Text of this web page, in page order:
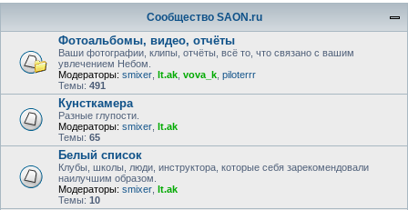
Сообщество SAON.ru
Фотоальбомы, видео, отчёты
Ваши фотографии, клипы, отчёты, всё то, что связано с вашим
увлечением Небом.
Модераторы: smixer lt.ak vova_k piloterrr
Темы: 491
Кунсткамера
Разные глупости.
Модераторы: smixer lt.ak
Темы: 65
Белый список
Клубы, школы, люди, инструктора, которые себя зарекомендовали
наилучшим образом.
Модераторы: smixer lt.ak
Темы: 10